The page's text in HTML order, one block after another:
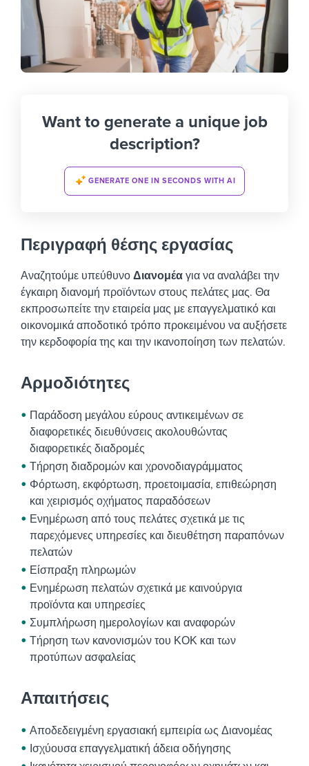
Want to generate a unique job
description?
GENERATE ONE IN SECONDS WITH AI
Περιγραφή θέσης εργασίας
Αναζητούμε υπεύθυνο Διανομέα για να αναλάβει την
έγκαιρη διανομή προϊόντων στους πελάτες μας. Θα
εκπροσωπείτε την εταιρεία μας με επαγγελματικό και
οικονομικά αποδοτικό τρόπο προκειμένου να αυξήσετε
την κερδοφορία της και την ικανοποίηση των πελατών.
Αρμοδιότητες
Παράδοση μεγάλου εύρους αντικειμένων σε
διαφορετικές διευθύνσεις ακολουθώντας
διαφορετικές διαδρομές
Τήρηση διαδρομών και χρονοδιαγράμματος
Φόρτωση, εκφόρτωση, προετοιμασία, επιθεώρηση
και χειρισμός οχήματος παραδόσεων
Ενημέρωση από τους πελάτες σχετικά με τις
παρεχόμενες υπηρεσίες και διευθέτηση παραπόνων
πελατών
Είσπραξη πληρωμών
Ενημέρωση πελατών σχετικά με καινούργια
προϊόντα και υπηρεσίες
Συμπλήρωση ημερολογίων και αναφορών
Τήρηση των κανονισμών του ΚΟΚ και των
προτύπων ασφαλείας
Απαιτήσεις
Αποδεδειγμένη εργασιακή εμπειρία ως Διανομέας
Ισχύουσα επαγγελματική άδεια οδήγησης